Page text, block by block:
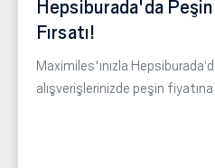
Hepsiburada'da
Fırsatı!
Maximiles'ınızla
alışverişlerinizde peşin